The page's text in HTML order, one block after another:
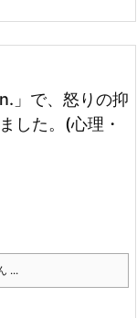
」で、怒りの抑
した。(心理・
...